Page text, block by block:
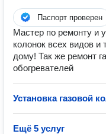
Паспорт проверен
Мастер по ремонту и
колонок всех видов и
дому! Так же ремонт
обогревателей
Установка газовой
Ещё 5 услуг